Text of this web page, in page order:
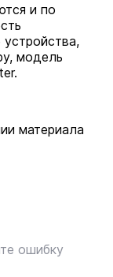
и по
модель
материала
ошибку